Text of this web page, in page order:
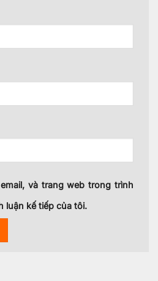
và trang web trong trình
luận kế tiếp của tôi.